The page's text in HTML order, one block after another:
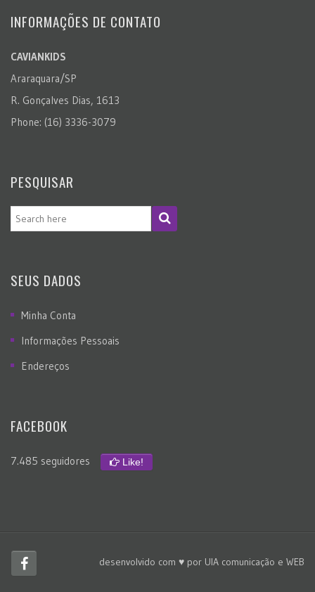
INFORMAÇÕES DE CONTATO
CAVIANKIDS
Araraquara/SP
R. Gonçalves Dias, 1613
Phone: (16) 3336-3079
PESQUISAR
SEUS DADOS
Minha Conta
Informações Pessoais
Endereços
FACEBOOK
7.485 seguidores Like!
desenvolvido com ♥ por UIA comunicação e WEB